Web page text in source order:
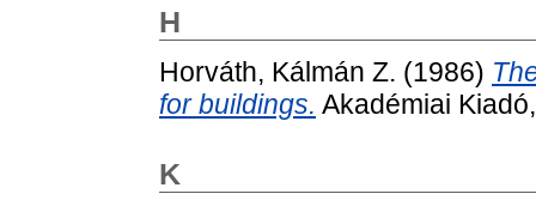
H
Horváth, Kálmán Z. (1986)
for buildings. Akadémiai
K